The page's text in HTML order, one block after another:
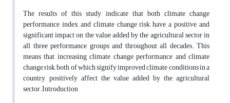
The results of this study indicate that both climate change
performance index and climate change risk have a positive and
significant impact on the value added by the agricultural sector in
all three performance groups and throughout all decades. This
means that increasing climate change performance and climate
change risk, both of which signify improved climate conditions in a
country, positively affect the value added by the agricultural
sector.Introduction